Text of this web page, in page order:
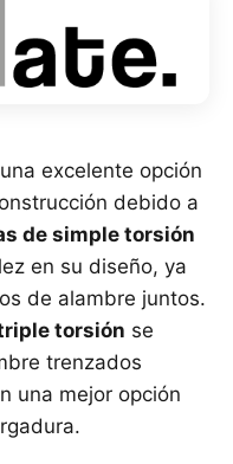
excelente opción
debido a
de simple torsión
en su diseño, ya
de alambre juntos.
torsión se
trenzados
una mejor opción